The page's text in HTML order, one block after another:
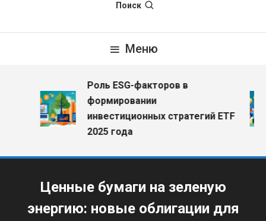
Поиск
Меню
Роль ESG-факторов в
формировании
инвестиционных стратегий ETF
2025 года
Ценные бумаги на зеленую
энергию: новые облигации для